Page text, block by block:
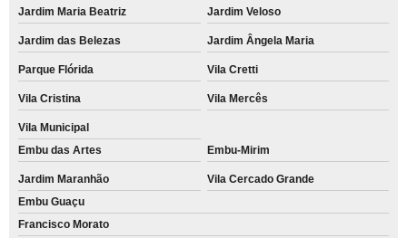
Jardim Maria Beatriz Jardim Veloso
Jardim das Belezas Jardim Ângela Maria
Parque Flórida Vila Cretti
Vila Cristina Vila Mercês
Vila Municipal
Embu das Artes
Embu-Mirim
Jardim Maranhão
Vila Cercado Grande
Embu Guaçu
Francisco Morato